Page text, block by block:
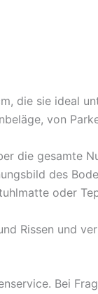
die sie ideal
von
die gesamte
des
oder
Rissen und
Bei